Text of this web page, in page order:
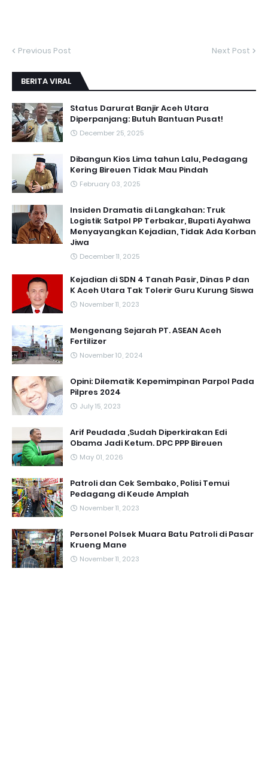
Previous Post Next Post
BERITA VIRAL
Status Darurat Banjir Aceh Utara
Diperpanjang: Butuh Bantuan Pusat!
December 25, 2025
Dibangun Kios Lima tahun Lalu, Pedagang
Kering Bireuen Tidak Mau Pindah
February 03, 2025
Insiden Dramatis di Langkahan: Truk
Logistik Satpol PP Terbakar, Bupati Ayahwa
Menyayangkan Kejadian, Tidak Ada Korban
Jiwa
December 11, 2025
Kejadian di SDN 4 Tanah Pasir, Dinas P dan
K Aceh Utara Tak Tolerir Guru Kurung Siswa
November 11, 2023
Mengenang Sejarah PT. ASEAN Aceh
Fertilizer
November 10, 2024
Opini: Dilematik Kepemimpinan Parpol Pada
Pilpres 2024
July 15, 2023
Arif Peudada ,Sudah Diperkirakan Edi
Obama Jadi Ketum. DPC PPP Bireuen
May 01, 2026
Patroli dan Cek Sembako, Polisi Temui
Pedagang di Keude Amplah
November 11, 2023
Personel Polsek Muara Batu Patroli di Pasar
Krueng Mane
November 11, 2023